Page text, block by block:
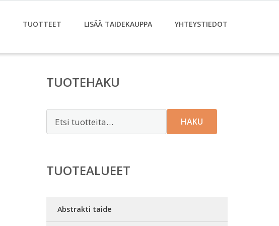
TUOTTEET LISÄÄ TAIDEKAUPPA YHTEYSTIEDOT
TUOTEHAKU
HAKU
TUOTEALUEET
Abstrakti taide